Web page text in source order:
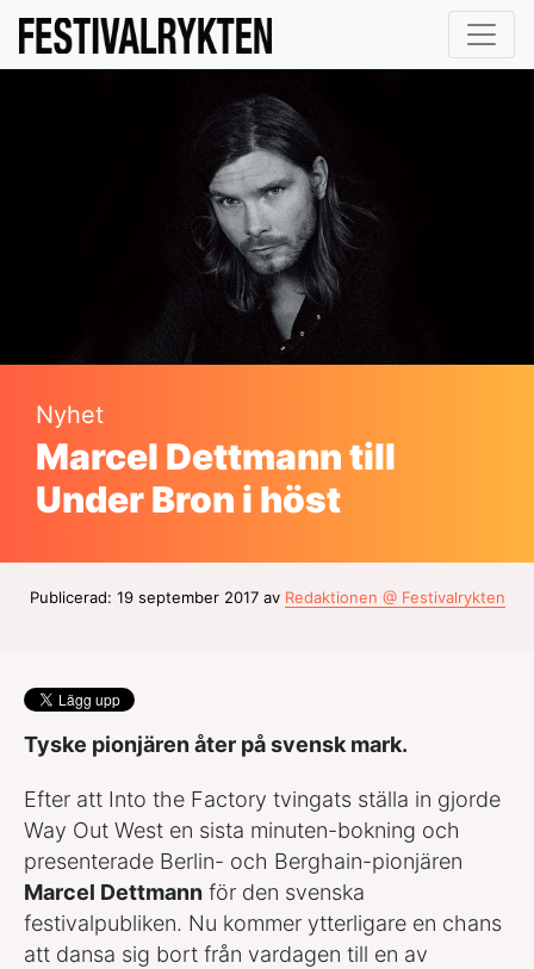
Nyhet
Marcel Dettmann till
Under Bron i höst
Publicerad: 19 september 2017 av Redaktionen @ Festivalrykten
Tyske pionjären åter på svensk mark.
Efter att Into the Factory tvingats ställa in gjorde
Way Out West en sista minuten-bokning och
presenterade Berlin- och Berghain-pionjären
Marcel Dettmann för den svenska
festivalpubliken. Nu kommer ytterligare en chans
att dansa sig bort från vardagen till en av